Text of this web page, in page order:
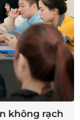
không rạch